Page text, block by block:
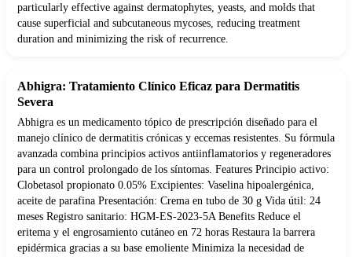
particularly effective against dermatophytes, yeasts, and molds that
cause superficial and subcutaneous mycoses, reducing treatment
duration and minimizing the risk of recurrence.
Abhigra: Tratamiento Clínico Eficaz para Dermatitis
Severa
Abhigra es un medicamento tópico de prescripción diseñado para el
manejo clínico de dermatitis crónicas y eccemas resistentes. Su fórmula
avanzada combina principios activos antiinflamatorios y regeneradores
para un control prolongado de los síntomas. Features Principio activo:
Clobetasol propionato 0.05% Excipientes: Vaselina hipoalergénica,
aceite de parafina Presentación: Crema en tubo de 30 g Vida útil: 24
meses Registro sanitario: HGM-ES-2023-5A Benefits Reduce el
eritema y el engrosamiento cutáneo en 72 horas Restaura la barrera
epidérmica gracias a su base emoliente Minimiza la necesidad de